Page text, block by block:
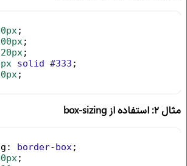
;
;
20px ;
solid #333 ;
;
مثال ۲: استفاده از box-sizing
: border-box ;
;